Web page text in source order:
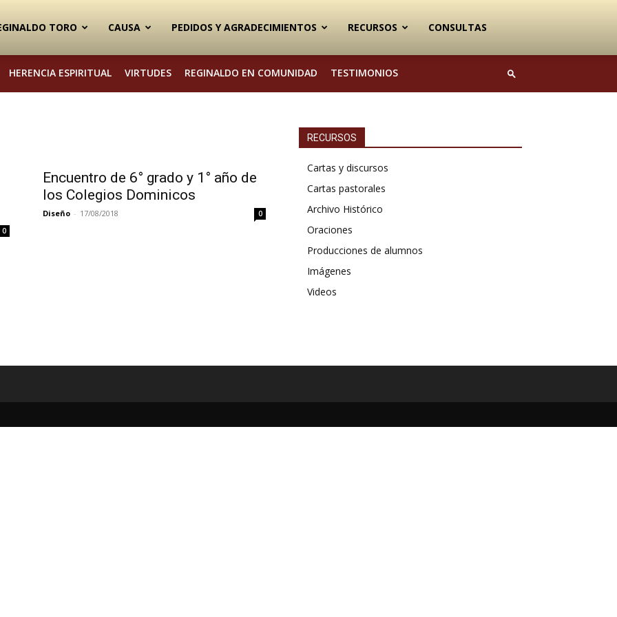
TORO CAUSA PEDIDOS Y AGRADECIMIENTOS RECURSOS CONSULTAS
HERENCIA ESPIRITUAL VIRTUDES REGINALDO EN COMUNIDAD TESTIMONIOS
0
Encuentro de 6° grado y 1° año de
los Colegios Dominicos
Diseño - 17/08/2018 0
RECURSOS
Cartas y discursos
Cartas pastorales
Archivo Histórico
Oraciones
Producciones de alumnos
Imágenes
Videos